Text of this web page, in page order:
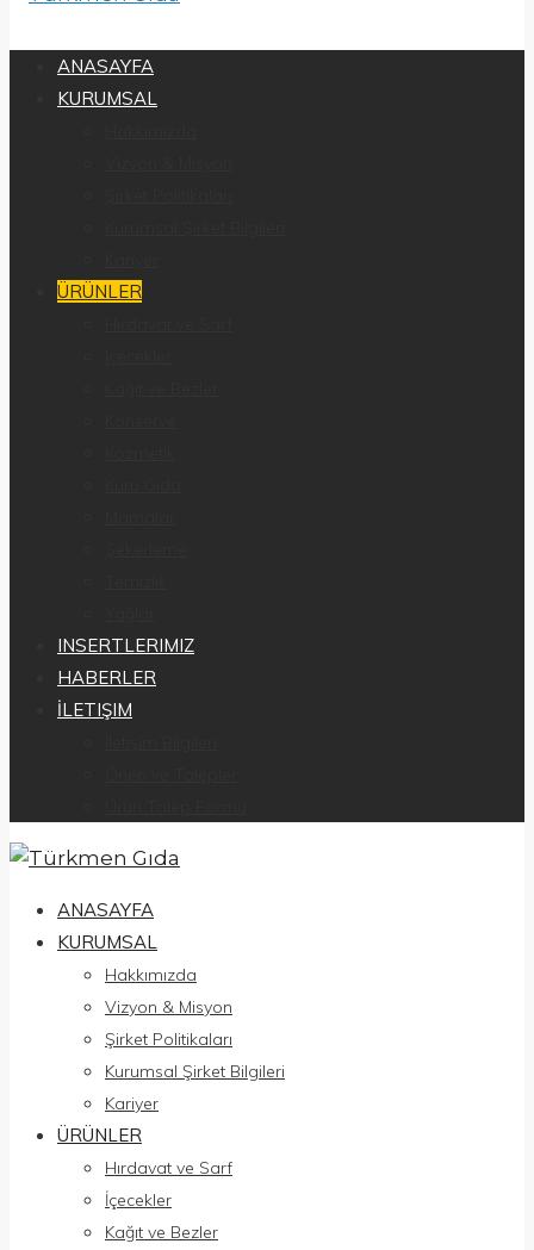
ANASAYFA
KURUMSAL
ÜRÜNLER
INSERTLERIMIZ
HABERLER
İLETIŞIM
ANASAYFA
KURUMSAL
Hakkımızda
Vizyon & Misyon
Şirket Politikaları
Kurumsal Şirket Bilgileri
Kariyer
ÜRÜNLER
Hırdavat ve Sarf
İçecekler
Kağıt ve Bezler